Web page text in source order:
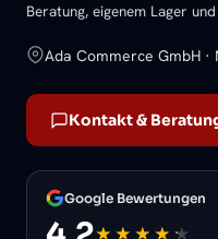
Beratung, eigenem Lager
Ada Commerce GmbH
Kontakt &
Google Bewertungen